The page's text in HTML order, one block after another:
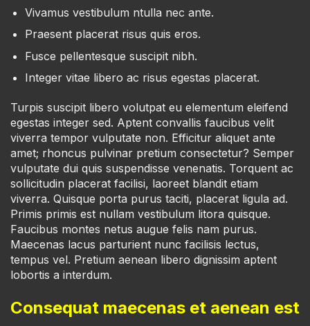
Vivamus vestibulum ntulla nec ante.
Praesent placerat risus quis eros.
Fusce pellentesque suscipit nibh.
Integer vitae libero ac risus egestas placerat.
Turpis suscipit libero volutpat eu elementum eleifend
egestas integer sed. Aptent convallis faucibus velit
viverra tempor vulputate non. Efficitur aliquet ante
amet; rhoncus pulvinar pretium consectetur? Semper
vulputate dui quis suspendisse venenatis. Torquent ac
sollicitudin placerat facilisi, laoreet blandit etiam
viverra. Quisque porta purus taciti, placerat ligula ad.
Primis primis est nullam vestibulum litora quisque.
Faucibus montes netus augue felis nam purus.
Maecenas lacus parturient nunc facilisis lectus,
tempus vel. Pretium aenean libero dignissim aptent
lobortis a interdum.
Consequat maecenas et aenean est